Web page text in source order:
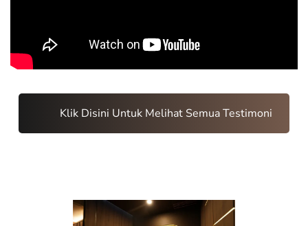
Klik Disini Untuk Melihat Semua Testimoni